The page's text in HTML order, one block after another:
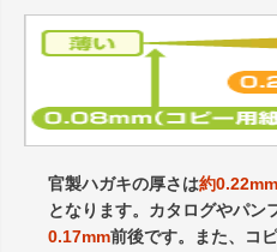
官製ハガキの厚さは約0.22mm
となります。カタログやパン
0.17mm前後です。また、コ